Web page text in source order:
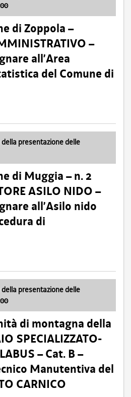
di Zoppola –
–
all’Area
del Comune di
della presentazione delle
di Muggia – n. 2
ASILO NIDO –
all’Asilo nido
di
della presentazione delle
di montagna della
SPECIALIZZATO-
– Cat. B –
Manutentiva del
CARNICO